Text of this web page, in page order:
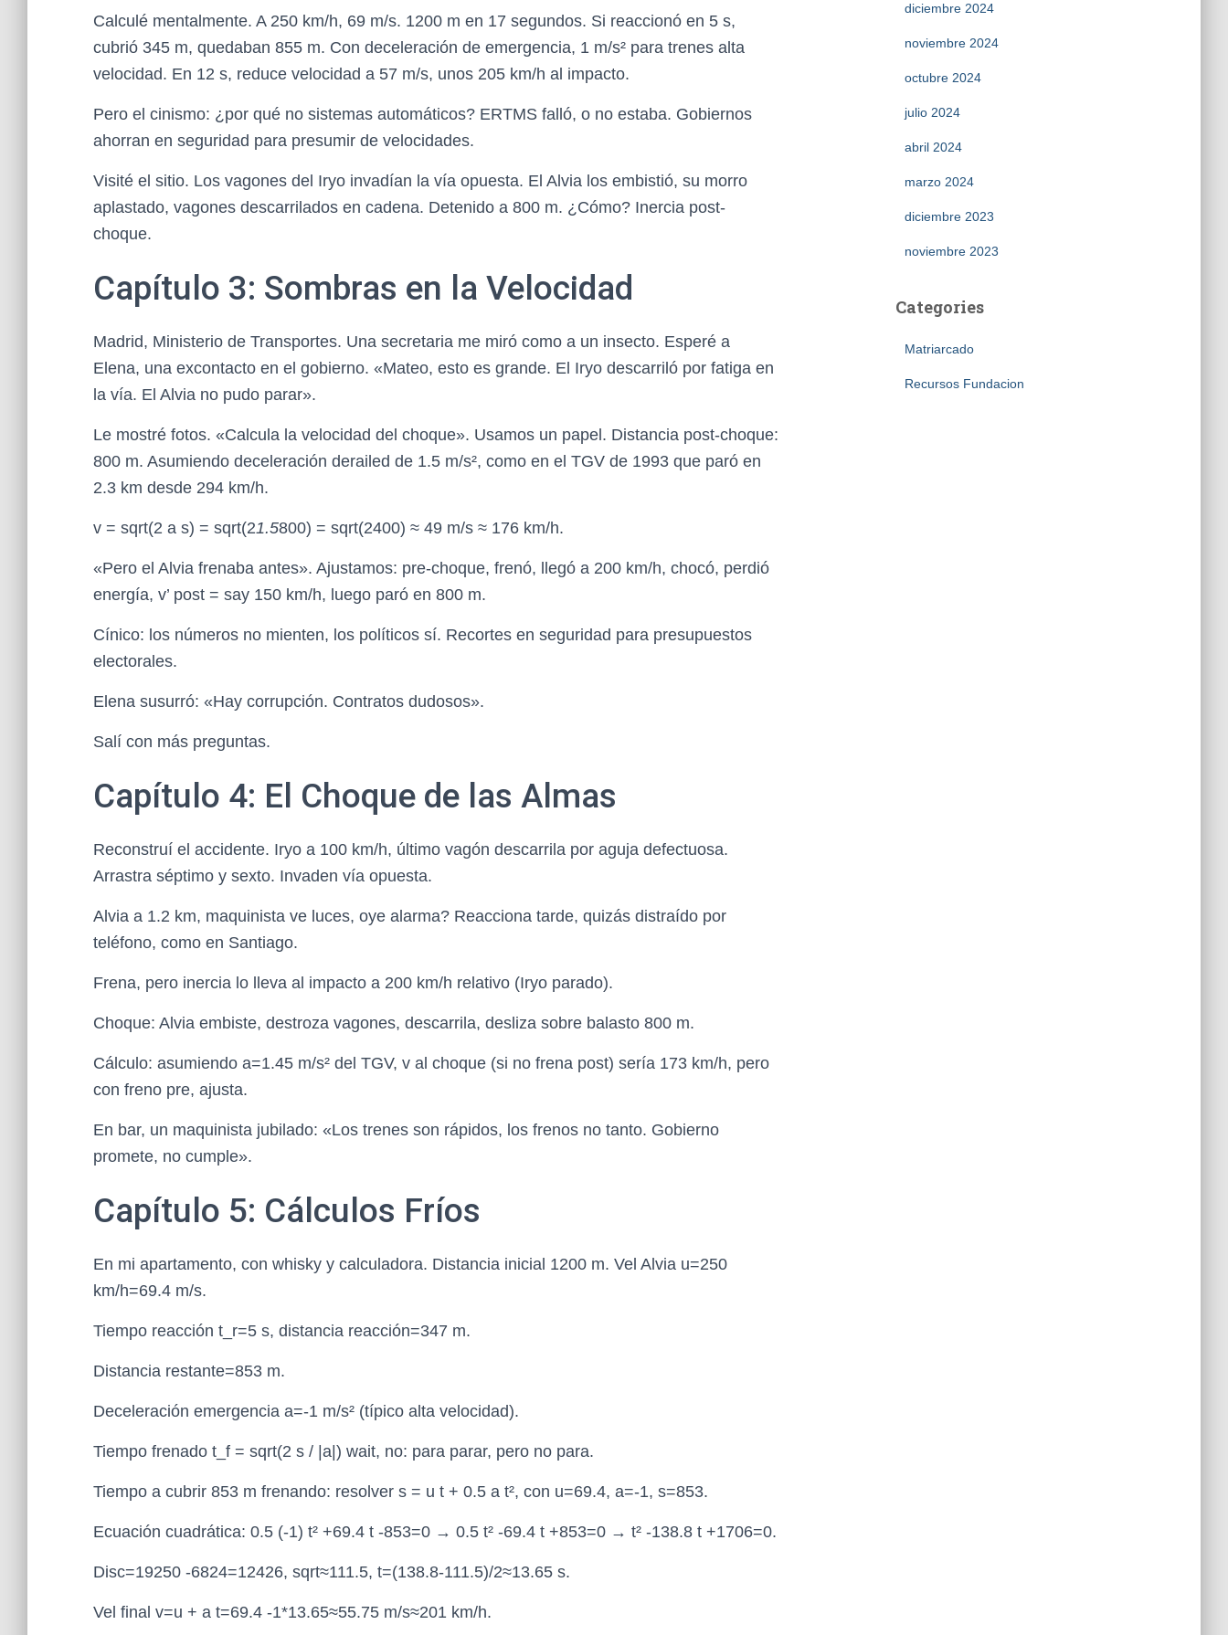
Calculé mentalmente. A 250 km/h, 69 m/s. 1200 m en 17 segundos. Si reaccionó en 5 s,
cubrió 345 m, quedaban 855 m. Con deceleración de emergencia, 1 m/s² para trenes alta
velocidad. En 12 s, reduce velocidad a 57 m/s, unos 205 km/h al impacto.
Pero el cinismo: ¿por qué no sistemas automáticos? ERTMS falló, o no estaba. Gobiernos
ahorran en seguridad para presumir de velocidades.
Visité el sitio. Los vagones del Iryo invadían la vía opuesta. El Alvia los embistió, su morro
aplastado, vagones descarrilados en cadena. Detenido a 800 m. ¿Cómo? Inercia post-
choque.
Capítulo 3: Sombras en la Velocidad
Madrid, Ministerio de Transportes. Una secretaria me miró como a un insecto. Esperé a
Elena, una excontacto en el gobierno. «Mateo, esto es grande. El Iryo descarriló por fatiga en
la vía. El Alvia no pudo parar».
Le mostré fotos. «Calcula la velocidad del choque». Usamos un papel. Distancia post-choque:
800 m. Asumiendo deceleración derailed de 1.5 m/s², como en el TGV de 1993 que paró en
2.3 km desde 294 km/h.
v = sqrt(2 a s) = sqrt(21.5800) = sqrt(2400) ≈ 49 m/s ≈ 176 km/h.
«Pero el Alvia frenaba antes». Ajustamos: pre-choque, frenó, llegó a 200 km/h, chocó, perdió
energía, v’ post = say 150 km/h, luego paró en 800 m.
Cínico: los números no mienten, los políticos sí. Recortes en seguridad para presupuestos
electorales.
Elena susurró: «Hay corrupción. Contratos dudosos».
Salí con más preguntas.
Capítulo 4: El Choque de las Almas
Reconstruí el accidente. Iryo a 100 km/h, último vagón descarrila por aguja defectuosa.
Arrastra séptimo y sexto. Invaden vía opuesta.
Alvia a 1.2 km, maquinista ve luces, oye alarma? Reacciona tarde, quizás distraído por
teléfono, como en Santiago.
Frena, pero inercia lo lleva al impacto a 200 km/h relativo (Iryo parado).
Choque: Alvia embiste, destroza vagones, descarrila, desliza sobre balasto 800 m.
Cálculo: asumiendo a=1.45 m/s² del TGV, v al choque (si no frena post) sería 173 km/h, pero
con freno pre, ajusta.
En bar, un maquinista jubilado: «Los trenes son rápidos, los frenos no tanto. Gobierno
promete, no cumple».
Capítulo 5: Cálculos Fríos
En mi apartamento, con whisky y calculadora. Distancia inicial 1200 m. Vel Alvia u=250
km/h=69.4 m/s.
Tiempo reacción t_r=5 s, distancia reacción=347 m.
Distancia restante=853 m.
Deceleración emergencia a=-1 m/s² (típico alta velocidad).
Tiempo frenado t_f = sqrt(2 s / |a|) wait, no: para parar, pero no para.
Tiempo a cubrir 853 m frenando: resolver s = u t + 0.5 a t², con u=69.4, a=-1, s=853.
Ecuación cuadrática: 0.5 (-1) t² +69.4 t -853=0 → 0.5 t² -69.4 t +853=0 → t² -138.8 t +1706=0.
Disc=19250 -6824=12426, sqrt≈111.5, t=(138.8-111.5)/2≈13.65 s.
Vel final v=u + a t=69.4 -1*13.65≈55.75 m/s≈201 km/h.
diciembre 2024
noviembre 2024
octubre 2024
julio 2024
abril 2024
marzo 2024
diciembre 2023
noviembre 2023
Categories
Matriarcado
Recursos Fundacion